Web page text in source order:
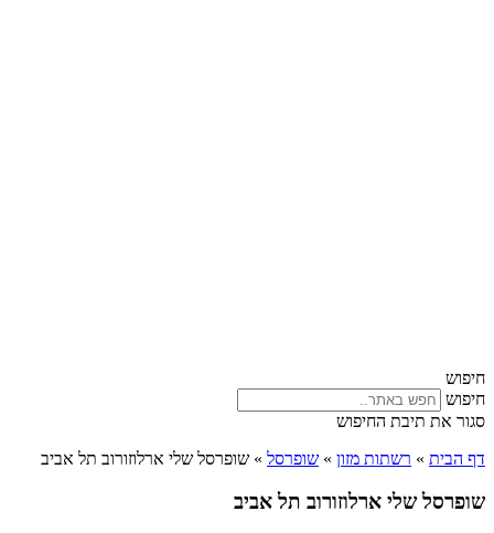
חיפוש
חיפוש
סגור את תיבת החיפוש
דף הבית » רשתות מזון » שופרסל » שופרסל שלי ארלוזורוב תל אביב
שופרסל שלי ארלוזורוב תל אביב